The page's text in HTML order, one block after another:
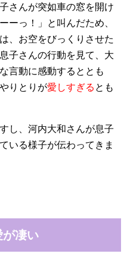
さんが突如車の窓を開け
ーっ！」と叫んだため、
、お空をびっくりさせた
子さんの行動を見て、大
言動に感動するととも
りとりが愛しすぎる とも
し、河内大和さんが息子
いる様子が伝わってきま
が凄い